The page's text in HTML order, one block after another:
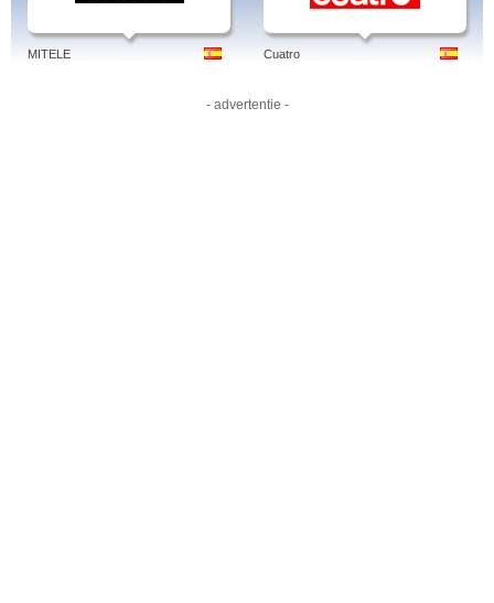
Tags: motogp, online, horario, directo, telecinco, calendario, streaming,
sopcast, clasificacion, gratis, hoy
MITELE Cuatro
- advertentie -